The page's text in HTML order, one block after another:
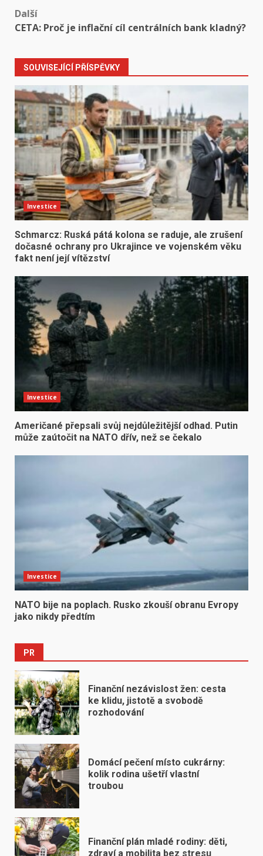
Další
CETA: Proč je inflační cíl centrálních bank kladný?
SOUVISEJÍCÍ PŘÍSPĚVKY
Investice
Schmarcz: Ruská pátá kolona se raduje, ale zrušení
dočasné ochrany pro Ukrajince ve vojenském věku
fakt není její vítězství
Investice
Američané přepsali svůj nejdůležitější odhad. Putin
může zaútočit na NATO dřív, než se čekalo
Investice
NATO bije na poplach. Rusko zkouší obranu Evropy
jako nikdy předtím
PR
Finanční nezávislost žen: cesta
ke klidu, jistotě a svobodě
rozhodování
Domácí pečení místo cukrárny:
kolik rodina ušetří vlastní
troubou
Finanční plán mladé rodiny: děti,
zdraví a mobilita bez stresu